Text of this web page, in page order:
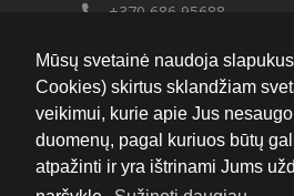
Mūsų svetainė naudoja
Cookies) skirtus sklandžiam
veikimui, kurie apie Jus
duomenų, pagal kuriuos būtų
atpažinti ir yra ištrinami Jums
+370 686 95688
ecat@ecat.lt
Facebook
Instagram
LinkedIn